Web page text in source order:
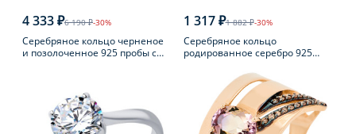
4 333 ₽6 190 ₽-30%
Серебряное кольцо черненое
и позолоченное 925 пробы с
1 317 ₽1 882 ₽-30%
Серебряное кольцо
родированное серебро 925